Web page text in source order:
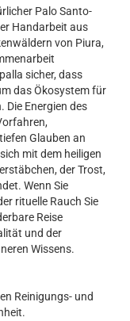
Palo Santo-
Handarbeit aus
von Piura,
sicher, dass
das Ökosystem für
Energien des
Glauben an
mit dem heiligen
der Trost,
Wenn Sie
rituelle Rauch Sie
Reise
und der
Wissens.
Reinigungs- und